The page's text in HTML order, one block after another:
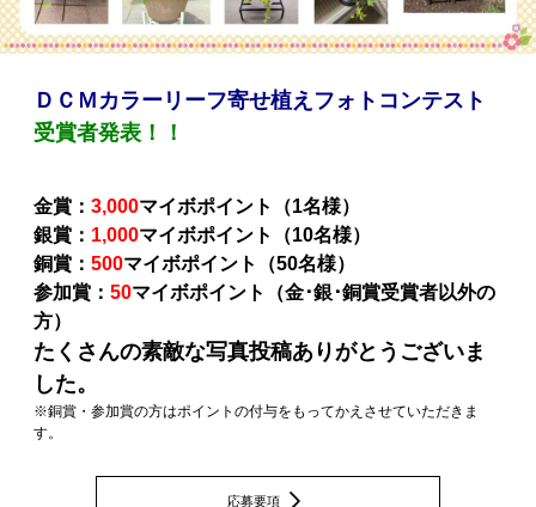
ＤＣＭカラーリーフ寄せ植えフォトコンテスト
受賞者発表！！
金賞： 3,000マイボポイント（1名様）
銀賞： 1,000マイボポイント（10名様）
銅賞： 500マイボポイント（50名様）
参加賞： 50マイボポイント（金･銀･銅賞受賞者以外の
方）
たくさんの素敵な写真投稿ありがとうございま
した。
※銅賞・参加賞の方はポイントの付与をもってかえさせていただきま
す。
応募要項